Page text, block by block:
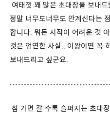
여태껏 꽤 많은 초대장을 보내
정말 너무도너무도 안계신다는
합니다. 뭐든 시작이 어려운 것
것은 엄연한 사실.. 이왕이면 꼭
보내드리고 싶군요.
참 가면 갈 수록 슬퍼지는 초대